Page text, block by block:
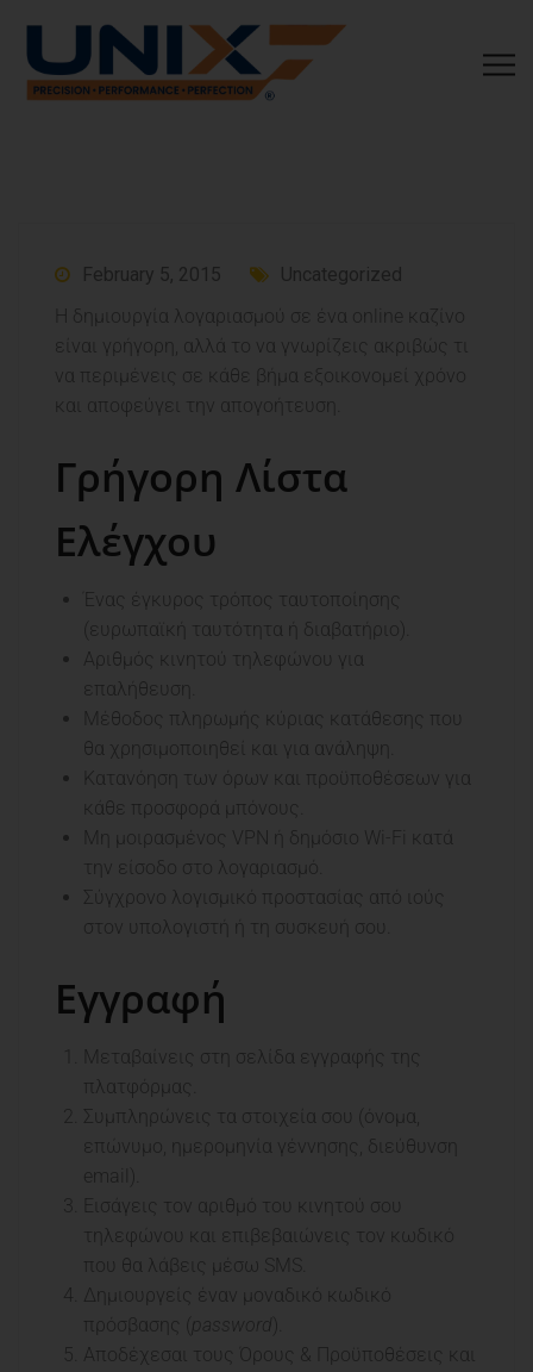
February 5, 2015
Uncategorized
Η δημιουργία λογαριασμού σε ένα online καζίνο
είναι γρήγορη, αλλά το να γνωρίζεις ακριβώς τι
να περιμένεις σε κάθε βήμα εξοικονομεί χρόνο
και αποφεύγει την απογοήτευση.
Γρήγορη Λίστα
Ελέγχου
Ένας έγκυρος τρόπος ταυτοποίησης
(ευρωπαϊκή ταυτότητα ή διαβατήριο).
Αριθμός κινητού τηλεφώνου για
επαλήθευση.
Μέθοδος πληρωμής κύριας κατάθεσης που
θα χρησιμοποιηθεί και για ανάληψη.
Κατανόηση των όρων και προϋποθέσεων για
κάθε προσφορά μπόνους.
Μη μοιρασμένος VPN ή δημόσιο Wi-Fi κατά
την είσοδο στο λογαριασμό.
Σύγχρονο λογισμικό προστασίας από ιούς
στον υπολογιστή ή τη συσκευή σου.
Εγγραφή
Μεταβαίνεις στη σελίδα εγγραφής της
πλατφόρμας.
Συμπληρώνεις τα στοιχεία σου (όνομα,
επώνυμο, ημερομηνία γέννησης, διεύθυνση
email).
Εισάγεις τον αριθμό του κινητού σου
τηλεφώνου και επιβεβαιώνεις τον κωδικό
που θα λάβεις μέσω SMS.
Δημιουργείς έναν μοναδικό κωδικό
πρόσβασης ( password ).
Αποδέχεσαι τους Όρους & Προϋποθέσεις και